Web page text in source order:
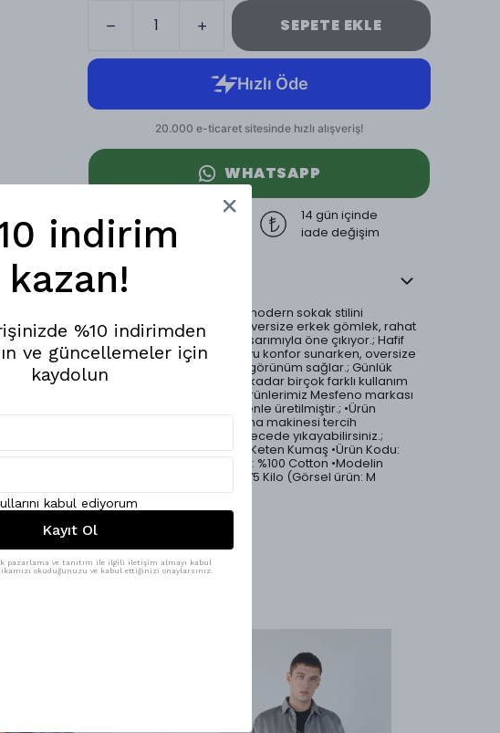
SEPETE EKLE
WHATSAPP
3000 TL üzeri
ücretsiz kargo
14 gün içinde
iade değişim
Ürün Açıklaması
Etnik desen detaylarıyla modern sokak stilini
buluşturan bu kısa kollu oversize erkek gömlek, rahat
kesimi ve dikkat çekici tasarımıyla öne çıkıyor.; Hafif
yapısı sayesinde gün boyu konfor sunarken, oversize
formu özgür ve trend bir görünüm sağlar.; Günlük
kombinlerden yaz stiline kadar birçok farklı kullanım
için ideal bir parçadır.; •Ürünlerimiz Mesfeno markası
tarafından Türkiye'de özenle üretilmiştir.; •Ürün
yıkama talimatları: Kurutma makinesi tercih
edilmemelidir.; 30 °C derecede yıkayabilirsiniz.;
•Oversize Kesim •Pamuk Keten Kumaş •Ürün Kodu:
msfn-220 •Ürün Materyali: %100 Cotton •Modelin
Beden Ölçüleri: 1.85 Boy, 75 Kilo (Görsel ürün: M
Beden)
indirim
kazan!
%10 indirimden
ve güncellemeler için
kaydolun
kabul ediyorum
Kayıt Ol
pazarlama ve tanıtım ile ilgili iletişim almayı kabul
okuduğunuzu ve kabul ettiğinizi onaylarsınız.